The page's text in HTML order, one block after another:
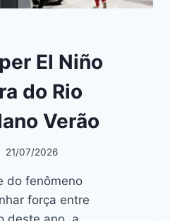
El Niño
do Rio
Verão
21/07/2026
do fenômeno
força entre